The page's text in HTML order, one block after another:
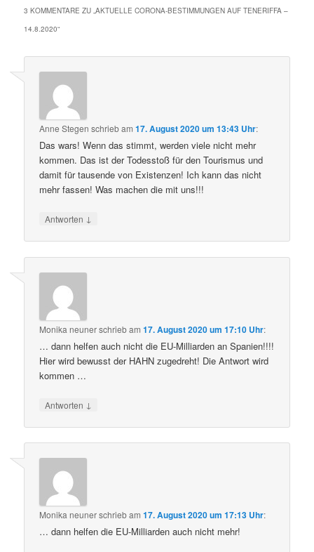
3 KOMMENTARE ZU „AKTUELLE CORONA-BESTIMMUNGEN AUF TENERIFFA –
14.8.2020“
Anne Stegen schriebam17. August 2020 um 13:43 Uhr:
Das wars! Wenn das stimmt, werden viele nicht mehr
kommen. Das ist der Todesstoß für den Tourismus und
damit für tausende von Existenzen! Ich kann das nicht
mehr fassen! Was machen die mit uns!!!
Antworten ↓
Monika neunerschriebam17. August 2020 um 17:10 Uhr:
… dann helfen auch nicht die EU-Milliarden an Spanien!!!!
Hier wird bewusst der HAHN zugedreht! Die Antwort wird
kommen …
Antworten ↓
Monika neunerschriebam17. August 2020 um 17:13 Uhr:
… dann helfen die EU-Milliarden auch nicht mehr!